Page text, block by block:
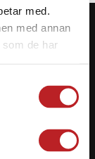
med.
med annan
de har